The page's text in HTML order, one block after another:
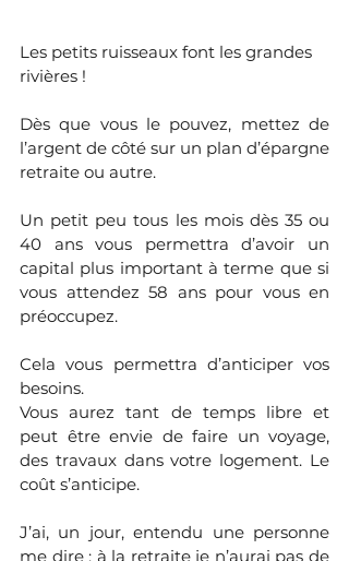
Les petits ruisseaux font les grandes
rivières !
Dès que vous le pouvez, mettez de
l’argent de côté sur un plan d’épargne
retraite ou autre.
Un petit peu tous les mois dès 35 ou
40 ans vous permettra d’avoir un
capital plus important à terme que si
vous attendez 58 ans pour vous en
préoccupez.
Cela vous permettra d’anticiper vos
besoins.
Vous aurez tant de temps libre et
peut être envie de faire un voyage,
des travaux dans votre logement. Le
coût s’anticipe.
J’ai, un jour, entendu une personne
me dire : à la retraite je n’aurai pas de